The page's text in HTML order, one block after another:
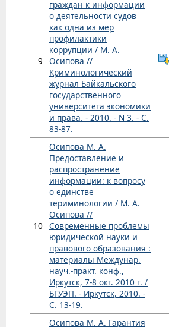
9
граждан к информации
о деятельности судов
как одна из мер
профилактики
коррупции / М. А.
Осипова //
Криминологический
журнал Байкальского
государственного
университета экономики
и права. - 2010. - N 3. - С.
83-87.
10
Осипова М. А.
Предоставление и
распространение
информации: к вопросу
о единстве
териминологии / М. А.
Осипова //
Современные проблемы
юридической науки и
правового образования :
материалы Междунар.
науч.-практ. конф.,
Иркутск, 7-8 окт. 2010 г. /
БГУЭП. - Иркутск, 2010. -
С. 13-19.
Осипова М. А. Гарантия